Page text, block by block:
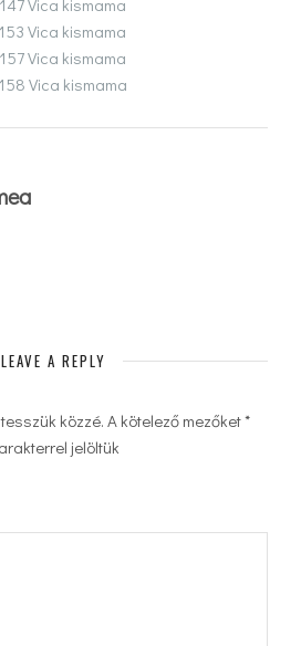
LEAVE A REPLY
közzé. A kötelező mezőket*
jelöltük